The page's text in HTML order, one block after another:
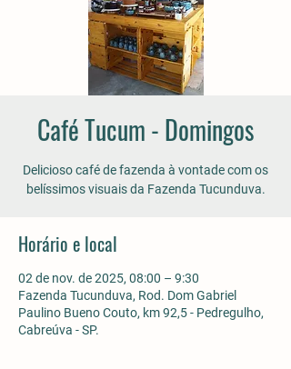
Café Tucum - Domingos
Delicioso café de fazenda à vontade com os
belíssimos visuais da Fazenda Tucunduva.
Horário e local
02 de nov. de 2025, 08:00 – 9:30
Fazenda Tucunduva, Rod. Dom Gabriel
Paulino Bueno Couto, km 92,5 - Pedregulho,
Cabreúva - SP.